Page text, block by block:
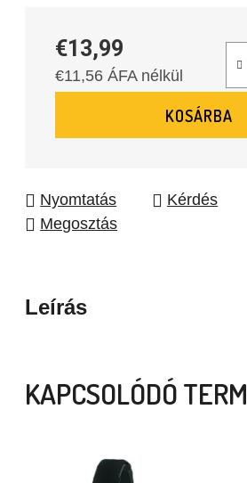
€13,99
€11,56 ÁFA nélkül
KOSÁRBA
Nyomtatás
Kérdés
Megosztás
Leírás
KAPCSOLÓDÓ